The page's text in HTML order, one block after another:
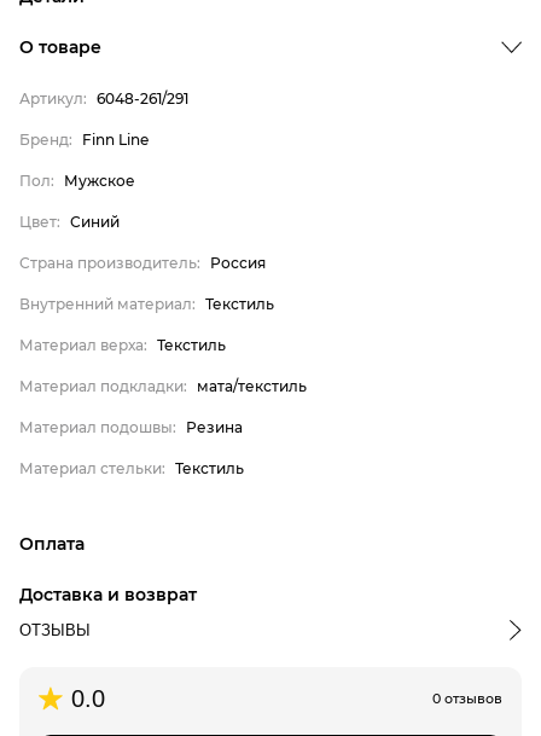
Бренд
Пол
Цвет
Страна производитель
мата/текстиль
О товаре
Артикул: 6048-261/291
Бренд: Finn Line
Пол: Мужское
Цвет: Синий
Страна производитель: Россия
Внутренний материал: Текстиль
Материал верха: Текстиль
Материал подкладки: мата/текстиль
Материал подошвы: Резина
Материал стельки: Текстиль
Оплата
магазина
Доставка и возврат
срок доставки: 3-4 дня, следующих после дня подтверждения
ОТЗЫВЫ
0.0 0 отзывов